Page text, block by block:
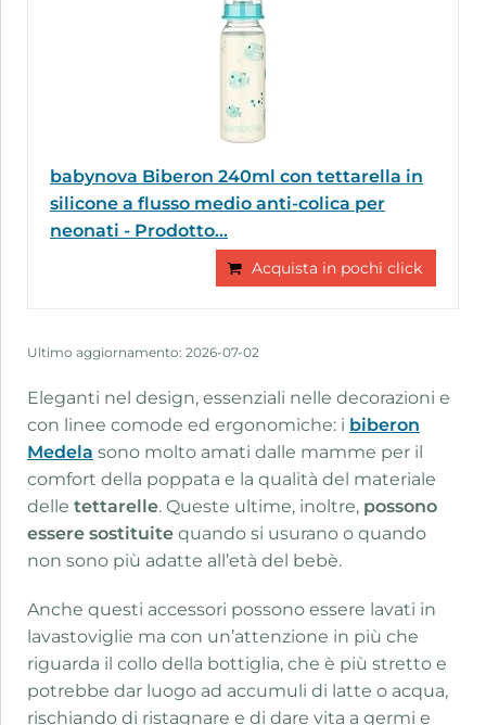
babynova Biberon 240ml con tettarella in
silicone a flusso medio anti-colica per
neonati - Prodotto...
Acquista in pochi click
Ultimo aggiornamento: 2026-07-02
Eleganti nel design, essenziali nelle decorazioni e
con linee comode ed ergonomiche: i biberon
Medela sono molto amati dalle mamme per il
comfort della poppata e la qualità del materiale
delle tettarelle. Queste ultime, inoltre, possono
essere sostituite quando si usurano o quando
non sono più adatte all’età del bebè.
Anche questi accessori possono essere lavati in
lavastoviglie ma con un’attenzione in più che
riguarda il collo della bottiglia, che è più stretto e
potrebbe dar luogo ad accumuli di latte o acqua,
rischiando di ristagnare e di dare vita a germi e